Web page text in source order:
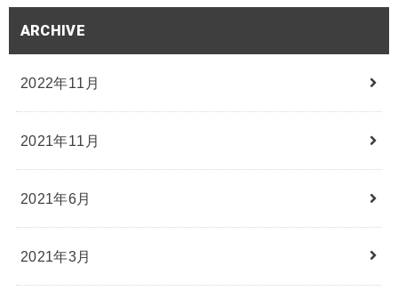
ARCHIVE
2022年11月
2021年11月
2021年6月
2021年3月